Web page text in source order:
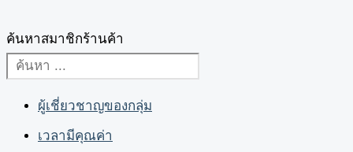
ค้นหาสมาชิกร้านค้า
ผู้เชี่ยวชาญของกลุ่ม
เวลามีคุณค่า